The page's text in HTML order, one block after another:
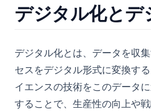
デジタル化とデ
デジタル化とは、データを収
セスをデジタル形式に変換す
イエンスの技術をこのデータ
することで、生産性の向上や